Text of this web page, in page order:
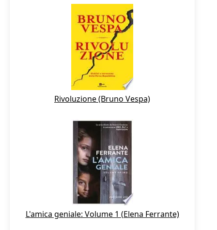
Rivoluzione (Bruno Vespa)
L'amica geniale: Volume 1 (Elena Ferrante)